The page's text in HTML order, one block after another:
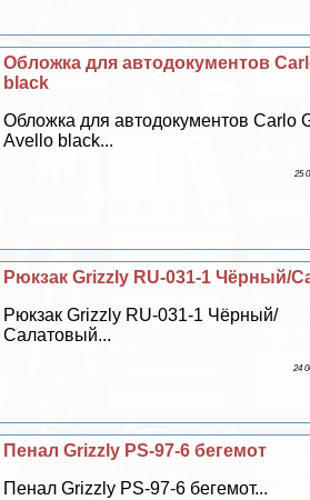
Обложка для автодокументов
black
Обложка для автодокументов Carlo
Avello black...
25
Рюкзак Grizzly RU-031-1 Чёрный/
Рюкзак Grizzly RU-031-1 Чёрный/
Салатовый...
24
Пенал Grizzly PS-97-6 бегемот
Пенал Grizzly PS-97-6 бегемот...